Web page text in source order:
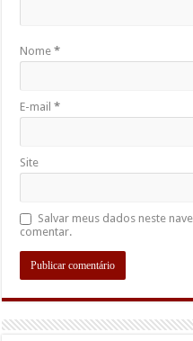
Nome*
E-mail*
Site
Salvar meus dados neste
comentar.